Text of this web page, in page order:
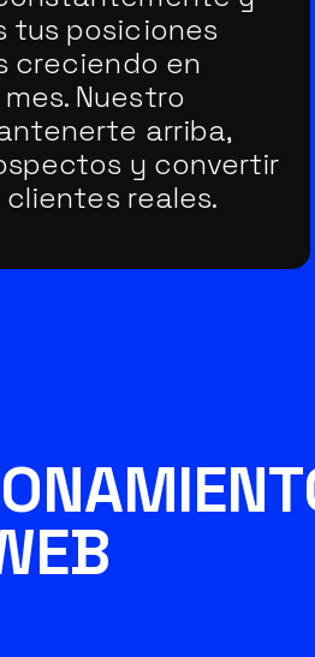
tus posiciones
creciendo en
Nuestro
arriba,
y convertir
reales.